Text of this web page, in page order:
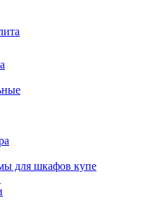
для шкафов купе